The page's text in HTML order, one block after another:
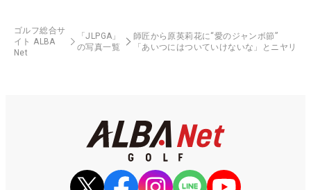
ゴルフ総合サ
イト ALBA
Net
「JLPGA」
の写真一覧
師匠から原英莉花に“愛のジャンボ節”
「あいつにはついていけないな」とニヤリ